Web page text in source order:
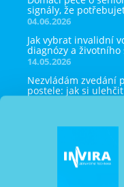
04.06.2026
signály, že
14.05.2026
Jak vybrat invalidní
diagnózy a životního
Nezvládám zvedání
postele: jak si
09.04.2026
Domácí péče o